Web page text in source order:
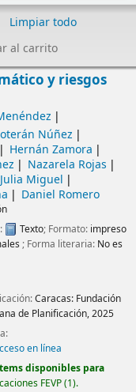
Limpiar todo
al carrito
y riesgos
Núñez
Hernán Zamora
Nazarela Rojas
Julia Miguel
Daniel Romero
Texto; Formato: impreso
; Forma literaria: No es
Caracas: Fundación
de Planificación,2025
en línea
disponibles para
FEVP(1).